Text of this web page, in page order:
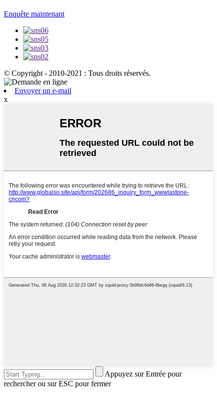
Enquête maintenant
© Copyright - 2010-2021 : Tous droits réservés.
Envoyer un e-mail
x
Appuyez sur Entrée pour
rechercher ou sur ESC pour fermer